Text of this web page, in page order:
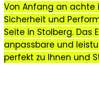
Von Anfang an achte
Sicherheit und
Seite in Stolberg. Das
anpassbare und
perfekt zu Ihnen und